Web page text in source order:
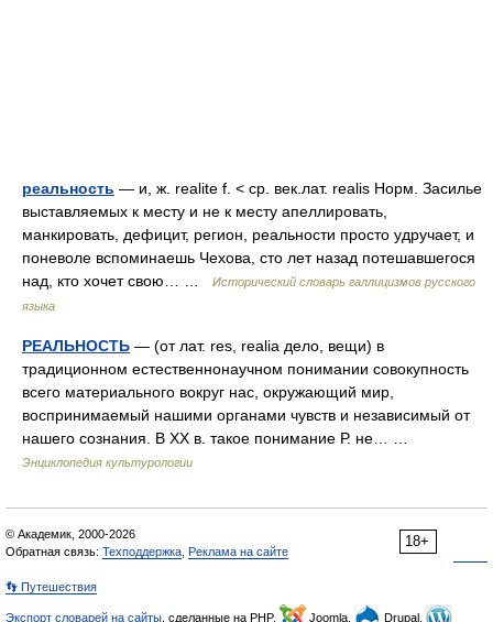
реальность — и, ж. realite f. < ср. век.лат. realis Норм. Засилье
выставляемых к месту и не к месту апеллировать,
манкировать, дефицит, регион, реальности просто удручает, и
поневоле вспоминаешь Чехова, сто лет назад потешавшегося
над, кто хочет свою… …
Исторический словарь галлицизмов русского
языка
РЕАЛЬНОСТЬ — (от лат. res, realia дело, вещи) в
традиционном естественнонаучном понимании совокупность
всего материального вокруг нас, окружающий мир,
воспринимаемый нашими органами чувств и независимый от
нашего сознания. В ХХ в. такое понимание Р. не… …
Энциклопедия культурологии
18+
© Академик, 2000-2026
Обратная связь: Техподдержка Реклама на сайте
👣 Путешествия
Экспорт словарей на сайты , сделанные на PHP, Joomla, Drupal,